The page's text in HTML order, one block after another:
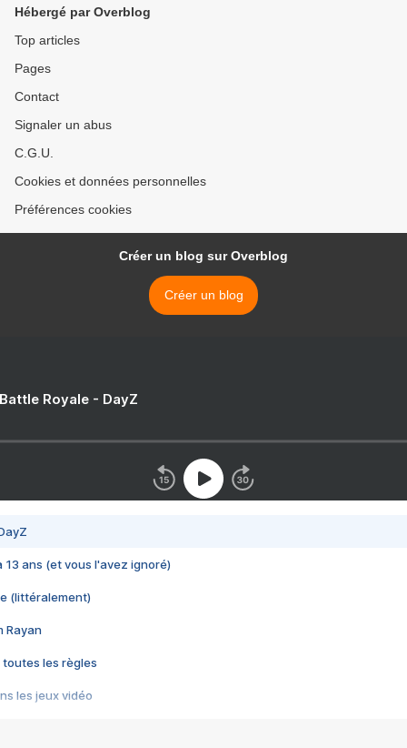
Hébergé par Overblog
Top articles
Pages
Contact
Signaler un abus
C.G.U.
Cookies et données personnelles
Préférences cookies
Créer un blog sur Overblog
Créer un blog
Royale - DayZ
13 ans (et vous l'avez ignoré)
(littéralement)
Rayan
toutes les règles
les jeux vidéo